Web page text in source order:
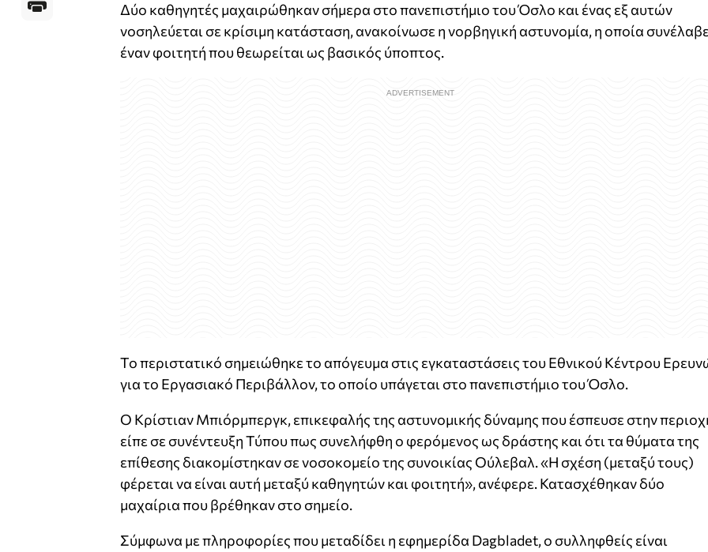
Δύο καθηγητές μαχαιρώθηκαν σήμερα στο πανεπιστήμιο του Όσλο και ένας εξ αυτών
νοσηλεύεται σε κρίσιμη κατάσταση, ανακοίνωσε η νορβηγική αστυνομία, η οποία
έναν φοιτητή που θεωρείται ως βασικός ύποπτος.
Το περιστατικό σημειώθηκε το απόγευμα στις εγκαταστάσεις του Εθνικού Κέντρου
για το Εργασιακό Περιβάλλον, το οποίο υπάγεται στο πανεπιστήμιο του Όσλο.
Ο Κρίστιαν Μπιόρμπεργκ, επικεφαλής της αστυνομικής δύναμης που έσπευσε στην
είπε σε συνέντευξη Τύπου πως συνελήφθη ο φερόμενος ως δράστης και ότι τα θύματα της
επίθεσης διακομίστηκαν σε νοσοκομείο της συνοικίας Ούλεβαλ. «Η σχέση (μεταξύ τους)
φέρεται να είναι αυτή μεταξύ καθηγητών και φοιτητή», ανέφερε. Κατασχέθηκαν δύο
μαχαίρια που βρέθηκαν στο σημείο.
Σύμφωνα με πληροφορίες που μεταδίδει η εφημερίδα Dagbladet, ο συλληφθείς είναι